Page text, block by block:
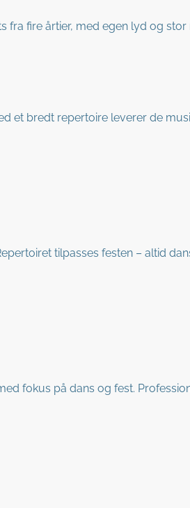
fra fire årtier, med egen lyd og
et bredt repertoire leverer de
tilpasses festen – altid
fokus på dans og fest.